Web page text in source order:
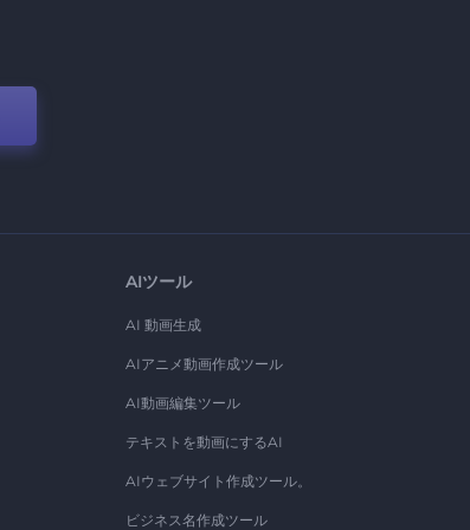
AIツール
AI 動画生成
AIアニメ動画作成ツール
AI動画編集ツール
テキストを動画にするAI
AIウェブサイト作成ツール。
ビジネス名作成ツール